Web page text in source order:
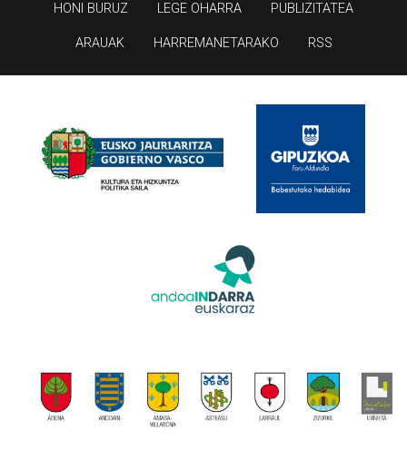
HONI BURUZ LEGE OHARRA PUBLIZITATEA
ARAUAK HARREMANETARAKO RSS